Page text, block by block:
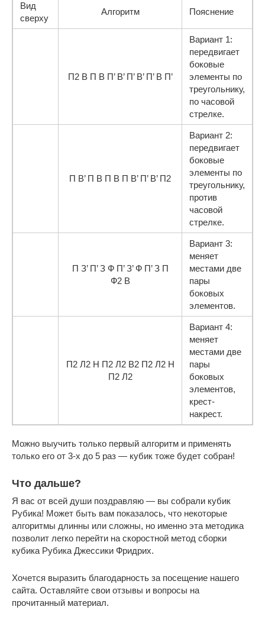
Вид
сверху
Алгоритм Пояснение
П2 В П В П’ В’ П’ В’ П’ В П’
Вариант 1:
передвигает
боковые
элементы по
треугольнику,
по часовой
стрелке.
П В’ П В П В П В’ П’ В’ П2
Вариант 2:
передвигает
боковые
элементы по
треугольнику,
против
часовой
стрелке.
П З’ П’ З Ф П’ З’ Ф П’ З П
Ф2 В
Вариант 3:
меняет
местами две
пары
боковых
элементов.
П2 Л2 Н П2 Л2 В2 П2 Л2 Н
П2 Л2
Вариант 4:
меняет
местами две
пары
боковых
элементов,
крест-
накрест.
Можно выучить только первый алгоритм и применять
только его от 3-х до 5 раз — кубик тоже будет собран!
Что дальше?
Я вас от всей души поздравляю — вы собрали кубик
Рубика! Может быть вам показалось, что некоторые
алгоритмы длинны или сложны, но именно эта методика
позволит легко перейти на скоростной метод сборки
кубика Рубика Джессики Фридрих.
Хочется выразить благодарность за посещение нашего
сайта. Оставляйте свои отзывы и вопросы на
прочитанный материал.